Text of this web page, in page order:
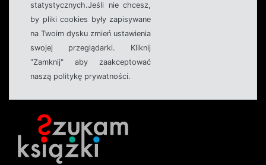
statystycznych.Jeśli nie chcesz,
by pliki cookies były zapisywane
na Twoim dysku zmień ustawienia
swojej przeglądarki. Kliknij
"Zamknij" aby zaakceptować
naszą politykę prywatności.